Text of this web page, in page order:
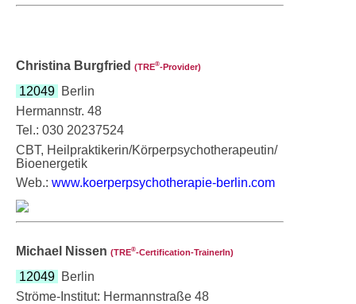
Christina Burgfried (TRE®‑Provider)
12049 Berlin
Hermannstr. 48
Tel.: 030 20237524
CBT, Heilpraktikerin/Körperpsychotherapeutin/
Bioenergetik
Web.: www.koerperpsychotherapie-berlin.com
Michael Nissen (TRE®‑Certification-TrainerIn)
12049 Berlin
Ströme-Institut: Hermannstraße 48